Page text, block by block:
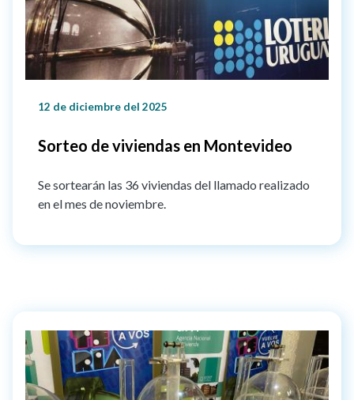
12 de diciembre del 2025
Sorteo de viviendas en Montevideo
Se sortearán las 36 viviendas del llamado realizado
en el mes de noviembre.